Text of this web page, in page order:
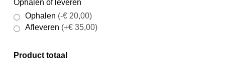
Ophalen of leveren
Ophalen (-€ 20,00)
Afleveren (+€ 35,00)
Product totaal